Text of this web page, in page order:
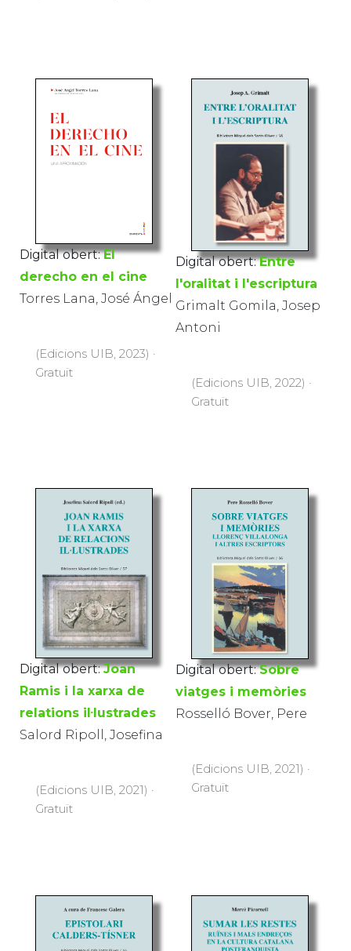
Digital obert: El
derecho en el cine
Torres Lana, José Ángel
(Edicions UIB, 2023) ·
Gratuït
Digital obert: Entre
l'oralitat i l'escriptura
Grimalt Gomila, Josep
Antoni
(Edicions UIB, 2022) ·
Gratuït
Digital obert: Joan
Ramis i la xarxa de
relations il·lustrades
Salord Ripoll, Josefina
(Edicions UIB, 2021) ·
Gratuït
Digital obert: Sobre
viatges i memòries
Rosselló Bover, Pere
(Edicions UIB, 2021) ·
Gratuït